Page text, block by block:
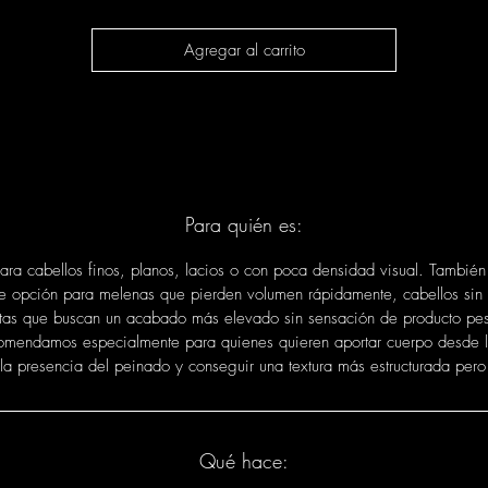
para revitalizar, mineralizar, tonificar y aportar estructura a la
capilar.
Agregar al carrito
Para quién es:
cabellos finos, planos, lacios o con poca densidad visual.
opción para melenas que pierden volumen rápidamente, cabellos sin
que buscan un acabado más elevado sin sensación de producto
especialmente para quienes quieren aportar cuerpo desde
presencia del peinado y conseguir una textura más estructurada
Qué hace: